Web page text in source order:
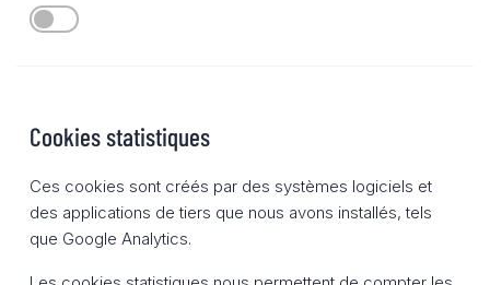
Cookies statistiques
Ces cookies sont créés par des systèmes logiciels et
des applications de tiers que nous avons installés, tels
que Google Analytics.